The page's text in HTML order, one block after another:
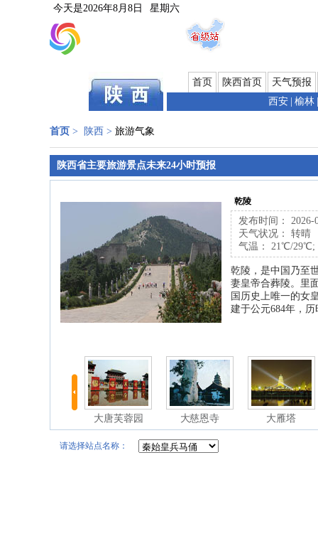
今天是2026年8月8日 星期六
首页 陕西首页
天气预报
西安 榆林
首页 > 陕西 > 旅游气象
陕西省主要旅游景点未来24小时预报
乾陵
发布时间： 2026-
天气状况： 转晴
气温： 21℃/29℃;
乾陵，是中国乃至
妻皇帝合葬陵。里
国历史上唯一的女
建于公元684年，
大唐芙蓉园 大慈恩寺 大雁塔
请选择站点名称：